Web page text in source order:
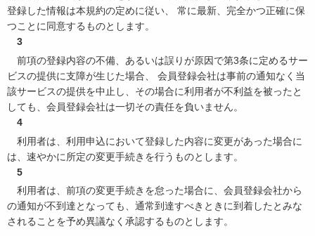
登録した情報は本規約の定めに従い、 常に最新、完全かつ正確に保
つことに同意するものとします。
3
前項の登録内容の不備、あるいは誤りが原因で第3条に定めるサー
ビスの提供に支障が生じた場合、 会員登録会社は事前の通知なく当
該サービスの提供を中止し、その場合に利用者が不利益を被ったと
しても、会員登録会社は一切その責任を負いません。
4
利用者は、利用申込において登録した内容に変更があった場合に
は、速やかに所定の変更手続きを行うものとします。
5
利用者は、前項の変更手続きを怠った場合に、会員登録会社から
の通知が不到達となっても、通常到達すべきときに到着したとみな
されることを予め異議なく承認するものとします。